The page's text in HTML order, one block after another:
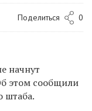
Поделиться 0
начнут
этом сообщили
штаба.